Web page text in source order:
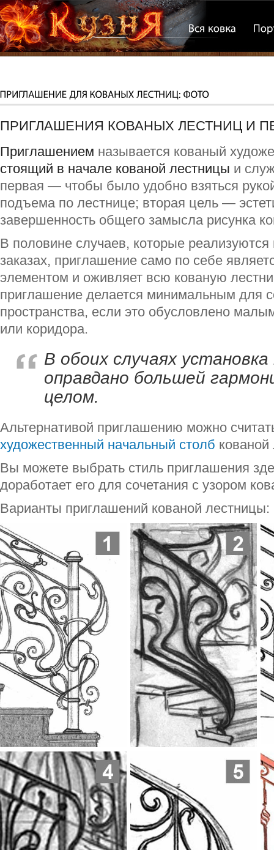
ПРИГЛАШЕНИЯ КОВАНЫХ ЛЕСТНИЦ И
Приглашением называется кованый
стоящий в начале кованой лестницы и
первая — чтобы было удобно взяться
подъема по лестнице; вторая цель —
завершенность общего замысла рисунка
В половине случаев, которые реализуются
заказах, приглашение само по себе
элементом и оживляет всю кованую
приглашение делается минимальным для
пространства, если это обусловлено
или коридора.
В обоих случаях
оправдано большей
целом.
Альтернативой приглашению можно
художественный начальный столб
Вы можете выбрать стиль приглашения
доработает его для сочетания с узором
Варианты приглашений кованой лестницы: